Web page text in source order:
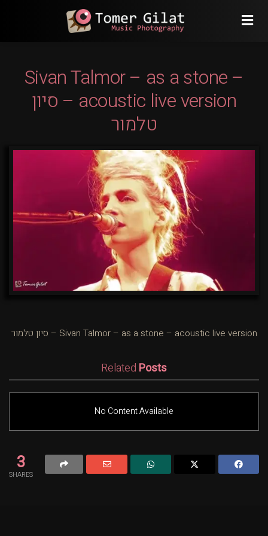
Sivan Talmor – as a stone –
acoustic live version – סיון
טלמור
Sivan Talmor – as a stone – acoustic live version – סיון טלמור
Related Posts
No Content Available
3
SHARES